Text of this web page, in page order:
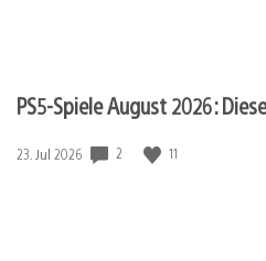
PS5-Spiele August 2026:
Veröffentlichungsdatum:
23. Jul 2026 2 11